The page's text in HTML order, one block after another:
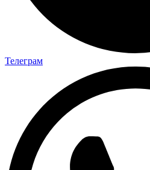
Телеграм